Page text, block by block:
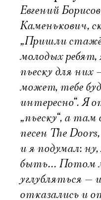
Евгений
Каменькович,
„Пришли
молодых
пьеску для
может, тебе
интересно“. Я
„пьеску“, а там
песен The
и я подумал:
быть… Потом
углубляться —
отказались и